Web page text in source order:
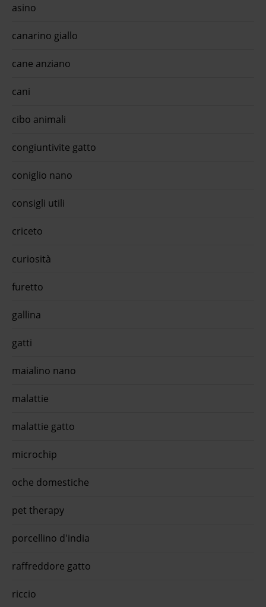
asino
canarino giallo
cane anziano
cani
cibo animali
congiuntivite gatto
coniglio nano
consigli utili
criceto
curiosità
furetto
gallina
gatti
maialino nano
malattie
malattie gatto
microchip
oche domestiche
pet therapy
porcellino d'india
raffreddore gatto
riccio